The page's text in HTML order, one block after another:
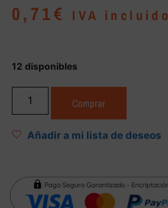
0,71€ IVA incluido
12 disponibles
Comprar
Añadir a mi lista de deseos